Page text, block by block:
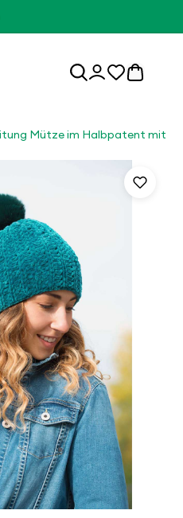
Einloggen
0
Artikel
Mütze im Halbpatent mit